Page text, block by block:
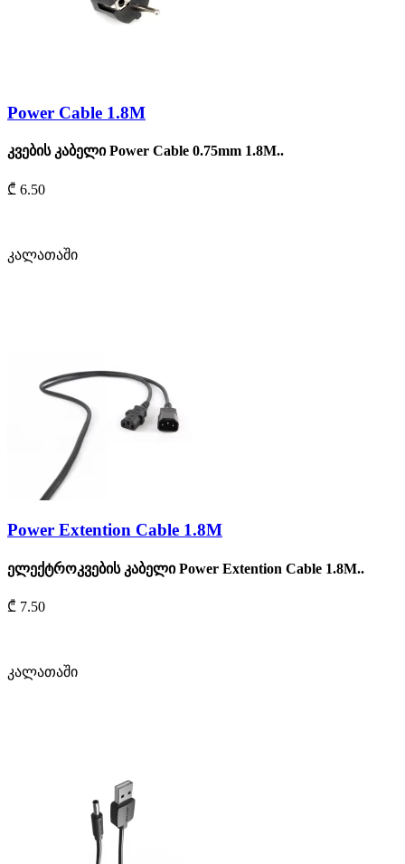
Power Cable 1.8M
კვების კაბელი Power Cable 0.75mm 1.8M..
₾ 6.50
კალათაში
Power Extention Cable 1.8M
ელექტროკვების კაბელი Power Extention Cable 1.8M..
₾ 7.50
კალათაში